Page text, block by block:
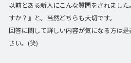
以前とある新人にこんな質問をされまし
すか？』と。当然どちらも大切です。
回答に関して詳しい内容が気になる方は
さい。(笑)